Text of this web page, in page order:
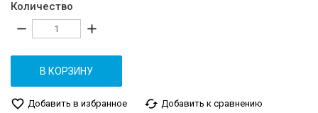
Количество
remove add
В КОРЗИНУ
favorite_border Добавить в избранное cached Добавить к сравнению